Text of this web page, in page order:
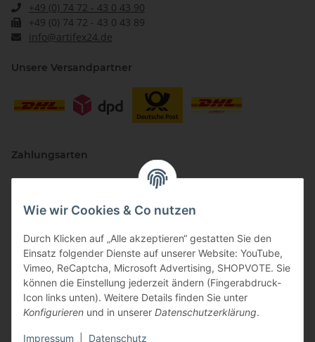
Wie wir Cookies & Co nutzen
Durch Klicken auf „Alle akzeptieren“ gestatten Sie den
Einsatz folgender Dienste auf unserer Website: YouTube,
Vimeo, ReCaptcha, Microsoft Advertising, SHOPVOTE. Sie
können die Einstellung jederzeit ändern (Fingerabdruck-
Icon links unten). Weitere Details finden Sie unter
Konfigurieren und in unserer Datenschutzerklärung.
Impressum Datenschutz
+49 (0) 74 72 - 43 0 43 90
+49 (0) 74 72 - 43 0 43 89
info@artifex24.de
Unsere Versandpartner
Zahlungsarten
Vertriebspartner